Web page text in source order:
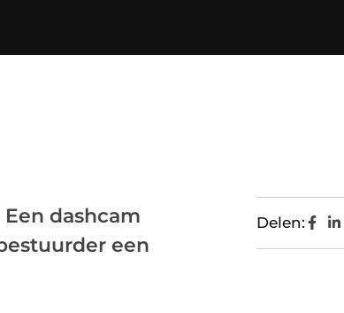
dashcam
een
Delen: